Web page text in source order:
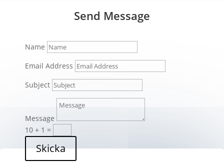
Send Message
Name
Email Address
Subject
Message
10 + 1 =
Skicka